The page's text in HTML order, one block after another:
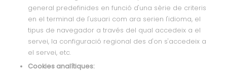
general predefinides en funció d'una sèrie de criteris
en el terminal de l'usuari com ara serien l'idioma, el
tipus de navegador a través del qual accedeix a el
servei, la configuració regional des d'on s'accedeix a
el servei, etc.
Cookies analítiques: